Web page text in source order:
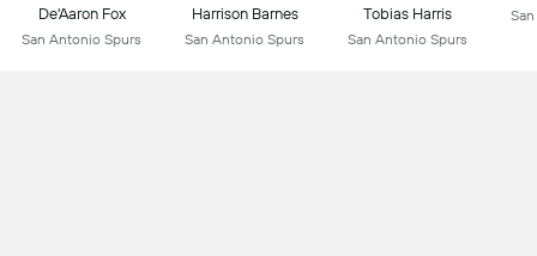
De'Aaron Fox
San Antonio Spurs
Harrison Barnes
San Antonio Spurs
Tobias Harris
San Antonio Spurs